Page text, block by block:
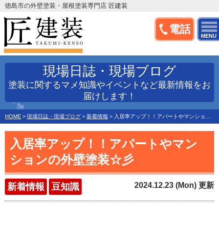
電話
MENU
徳島市の外壁塗装・屋根塗装専門店 匠建装
現場日誌・現場ブログ
塗装に関するマメ知識やイベントなど最新情報をお
届けします！
HOME > 現場日誌・現場ブログ > 新着情報 > 入居率アップ！！アパートやマンションの外壁塗装☆彡
入居率アップ！！アパートやマン
ションの外壁塗装☆彡
新着情報 豆知識 2024.12.23 (Mon) 更新